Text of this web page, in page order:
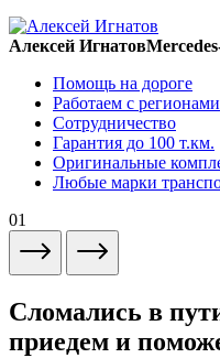
Алексей Игнатов
Помощь на дороге
Работаем с регионами
Сотрудничество
Гарантия до 100 т.км.
Оригинальные
Любые марки
01
Сломались в
приедем и